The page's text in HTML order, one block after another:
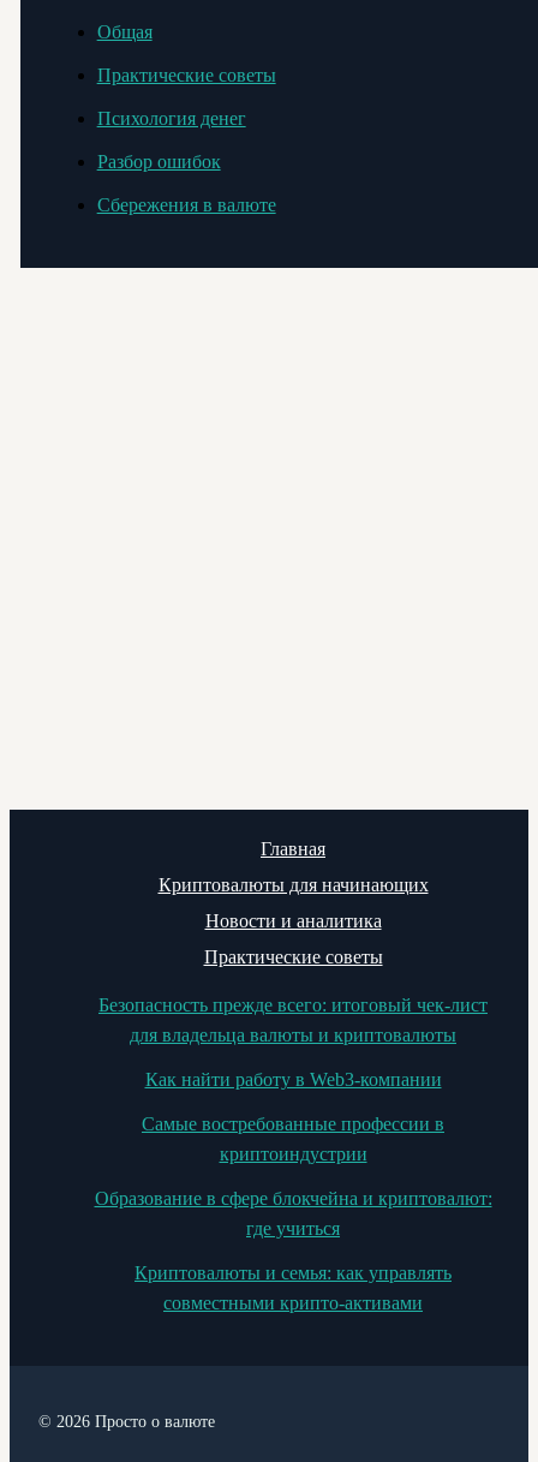
Общая
Практические советы
Психология денег
Разбор ошибок
Сбережения в валюте
Главная
Криптовалюты для начинающих
Новости и аналитика
Практические советы
Безопасность прежде всего: итоговый чек-лист
для владельца валюты и криптовалюты
Как найти работу в Web3-компании
Самые востребованные профессии в
криптоиндустрии
Образование в сфере блокчейна и криптовалют:
где учиться
Криптовалюты и семья: как управлять
совместными крипто-активами
© 2026 Просто о валюте